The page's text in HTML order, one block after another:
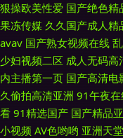
精品免费在线观看 白丝91
妇内射一区二区 超碰97亚
超碰国产人人干在线 色五
费看 91黑料在线视频白丝
狠操欧美性爱 国产绝色精
果冻传媒 久久国产成人精
avav 国产熟女视频在线
少妇视频二区 成人无码高
内主播第一页 国产高清电
久偷拍高清亚洲 91午夜
看 91精选国产 国产精品
小视频 AV色哟哟 亚洲天